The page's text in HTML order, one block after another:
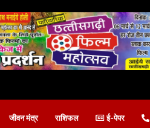
जीवन मंत्र राशिफल ई-पेपर